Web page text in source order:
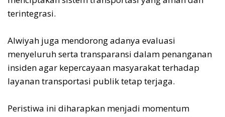
terintegrasi.
Alwiyah juga mendorong adanya evaluasi
menyeluruh serta transparansi dalam penanganan
insiden agar kepercayaan masyarakat terhadap
layanan transportasi publik tetap terjaga.
Peristiwa ini diharapkan menjadi momentum